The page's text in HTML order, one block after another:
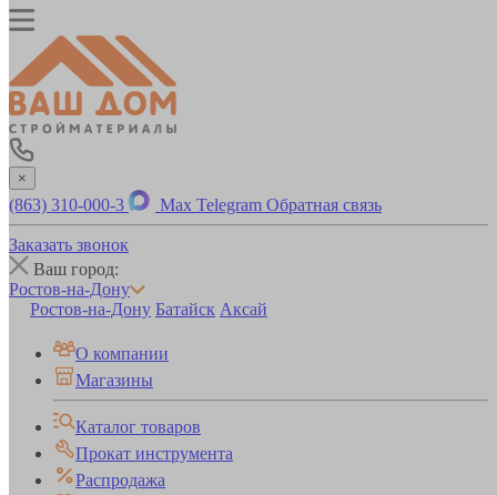
×
(863) 310-000-3 Max Telegram Обратная связь
Заказать звонок
Ваш город:
Ростов-на-Дону
Ростов-на-Дону Батайск Аксай
О компании
Магазины
Каталог товаров
Прокат инструмента
Распродажа